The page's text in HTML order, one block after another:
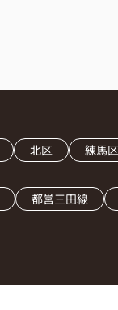
北区 練馬区
都営三田線